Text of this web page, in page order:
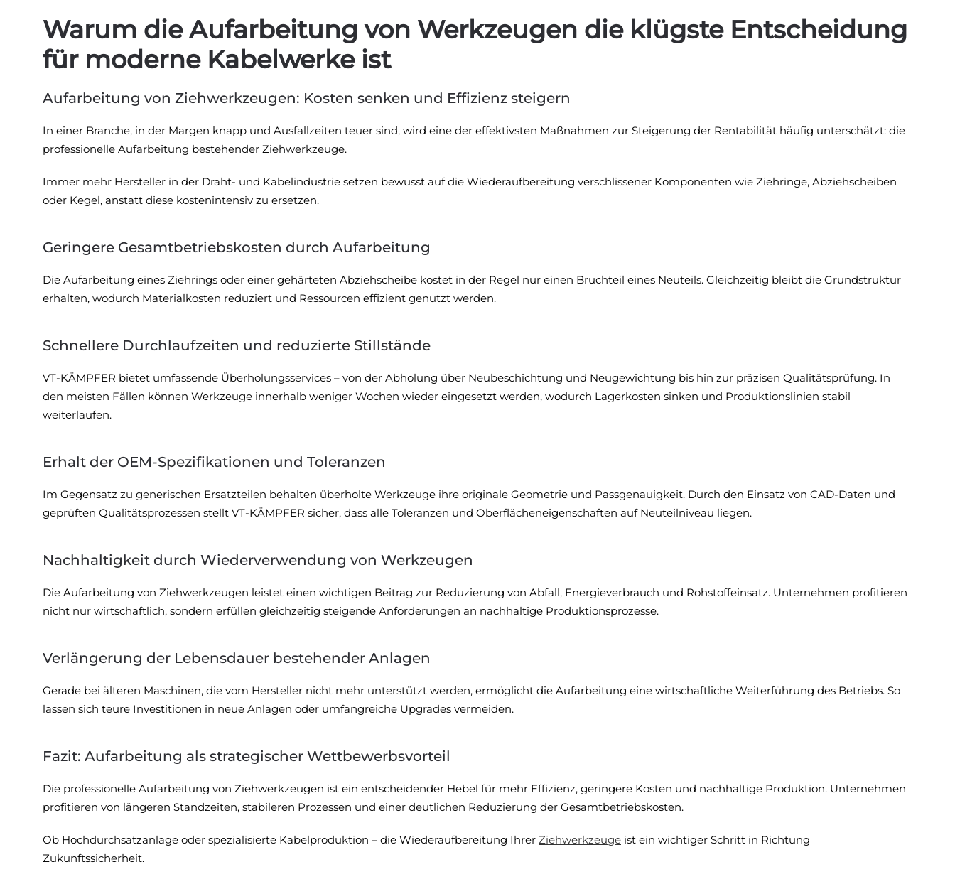
Warum die Aufarbeitung von Werkzeugen die klügste Entscheidung
für moderne Kabelwerke ist
Aufarbeitung von Ziehwerkzeugen: Kosten senken und Effizienz steigern
In einer Branche, in der Margen knapp und Ausfallzeiten teuer sind, wird eine der effektivsten Maßnahmen zur Steigerung der Rentabilität häufig unterschätzt: die
professionelle Aufarbeitung bestehender Ziehwerkzeuge.
Immer mehr Hersteller in der Draht- und Kabelindustrie setzen bewusst auf die Wiederaufbereitung verschlissener Komponenten wie Ziehringe, Abziehscheiben
oder Kegel, anstatt diese kostenintensiv zu ersetzen.
Geringere Gesamtbetriebskosten durch Aufarbeitung
Die Aufarbeitung eines Ziehrings oder einer gehärteten Abziehscheibe kostet in der Regel nur einen Bruchteil eines Neuteils. Gleichzeitig bleibt die Grundstruktur
erhalten, wodurch Materialkosten reduziert und Ressourcen effizient genutzt werden.
Schnellere Durchlaufzeiten und reduzierte Stillstände
VT-KÄMPFER bietet umfassende Überholungsservices – von der Abholung über Neubeschichtung und Neugewichtung bis hin zur präzisen Qualitätsprüfung. In
den meisten Fällen können Werkzeuge innerhalb weniger Wochen wieder eingesetzt werden, wodurch Lagerkosten sinken und Produktionslinien stabil
weiterlaufen.
Erhalt der OEM-Spezifikationen und Toleranzen
Im Gegensatz zu generischen Ersatzteilen behalten überholte Werkzeuge ihre originale Geometrie und Passgenauigkeit. Durch den Einsatz von CAD-Daten und
geprüften Qualitätsprozessen stellt VT-KÄMPFER sicher, dass alle Toleranzen und Oberflächeneigenschaften auf Neuteilniveau liegen.
Nachhaltigkeit durch Wiederverwendung von Werkzeugen
Die Aufarbeitung von Ziehwerkzeugen leistet einen wichtigen Beitrag zur Reduzierung von Abfall, Energieverbrauch und Rohstoffeinsatz. Unternehmen profitieren
nicht nur wirtschaftlich, sondern erfüllen gleichzeitig steigende Anforderungen an nachhaltige Produktionsprozesse.
Verlängerung der Lebensdauer bestehender Anlagen
Gerade bei älteren Maschinen, die vom Hersteller nicht mehr unterstützt werden, ermöglicht die Aufarbeitung eine wirtschaftliche Weiterführung des Betriebs. So
lassen sich teure Investitionen in neue Anlagen oder umfangreiche Upgrades vermeiden.
Fazit: Aufarbeitung als strategischer Wettbewerbsvorteil
Die professionelle Aufarbeitung von Ziehwerkzeugen ist ein entscheidender Hebel für mehr Effizienz, geringere Kosten und nachhaltige Produktion. Unternehmen
profitieren von längeren Standzeiten, stabileren Prozessen und einer deutlichen Reduzierung der Gesamtbetriebskosten.
Ob Hochdurchsatzanlage oder spezialisierte Kabelproduktion – die Wiederaufbereitung Ihrer Ziehwerkzeuge ist ein wichtiger Schritt in Richtung
Zukunftssicherheit.